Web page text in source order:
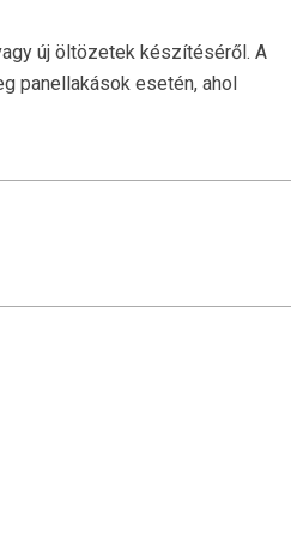
új öltözetek készítéséről. A
panellakások esetén, ahol